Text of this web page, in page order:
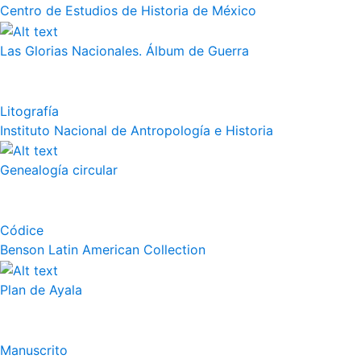
Centro de Estudios de Historia de México
Las Glorias Nacionales. Álbum de Guerra
Litografía
Instituto Nacional de Antropología e Historia
Genealogía circular
Códice
Benson Latin American Collection
Plan de Ayala
Manuscrito